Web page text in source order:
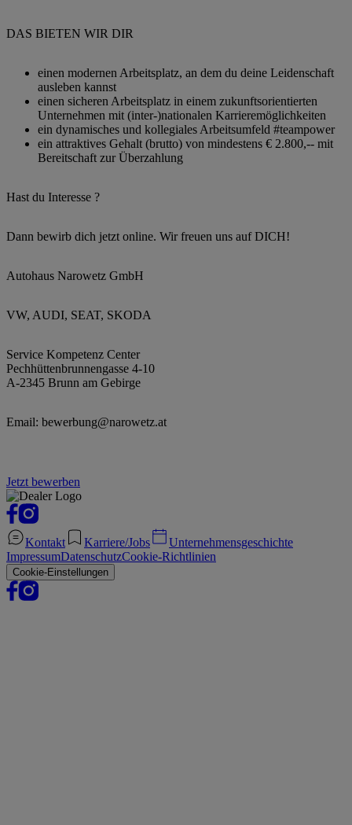
DAS BIETEN WIR DIR
einen modernen Arbeitsplatz, an dem du deine Leidenschaft
ausleben kannst
einen sicheren Arbeitsplatz in einem zukunftsorientierten
Unternehmen mit (inter-)nationalen Karrieremöglichkeiten
ein dynamisches und kollegiales Arbeitsumfeld #teampower
ein attraktives Gehalt (brutto) von mindestens € 2.800,-- mit
Bereitschaft zur Überzahlung
Hast du Interesse ?
Dann bewirb dich jetzt online. Wir freuen uns auf DICH!
Autohaus Narowetz GmbH
VW, AUDI, SEAT, SKODA
Service Kompetenz Center
Pechhüttenbrunnengasse 4-10
A-2345 Brunn am Gebirge
Email: bewerbung@narowetz.at
Jetzt bewerben
Kontakt Karriere/Jobs
Unternehmensgeschichte
ImpressumDatenschutzCookie-Richtlinien
Cookie-Einstellungen